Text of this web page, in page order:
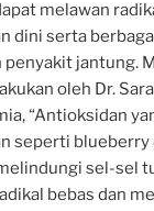
melawan
dini serta
penyakit jantung.
oleh Dr.
“Antioksidan
seperti blueberry
sel-sel
bebas dan